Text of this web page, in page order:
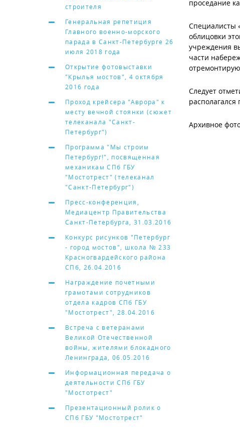
строителя
Генеральная репетиция
Главного военно-морского
парада в Санкт-Петербурге 26
июля 2018 года
Открытие фотовыставки
"Крылья мостов", 4 октября
2016 года
Проход крейсера "Аврора" к
месту вечной стоянки (сюжет
телеканала "Санкт-
Петербург")
Программа "Мы строим
Петербург!", посвященная
механикам СПб ГБУ
"Мостотрест" (телеканал
"Санкт-Петербург")
Пресс-конференция,
Медиацентр Правительства
Санкт-Петербурга, 31.03.2016
Конкурс рисунков "Петербург
- город мостов", школа № 233
Красногвардейского района
СПб, 26.04.2016
Награждение почетными
грамотами сотрудников
отдела кадров СПб ГБУ
"Мостотрест", 28.04.2016
Встреча с ветеранами
Великой Отечественной
войны, жителями блокадного
Ленинграда, 06.05.2016
Информационная передача о
деятельности СПб ГБУ
"Мостотрест"
Презентационный ролик о
СПб ГБУ "Мостотрест"
проседание
Специалисты
облицовки
учреждения
части
Следует
Архивное